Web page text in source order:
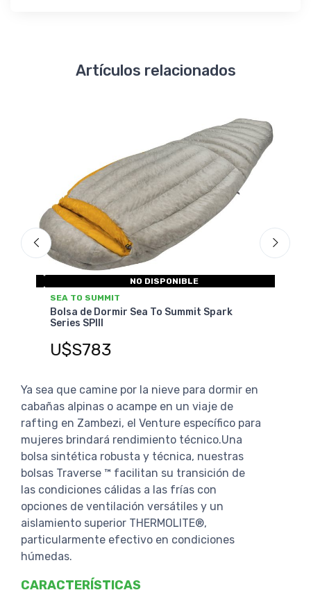
Artículos relacionados
NO DISPONIBLE
SEA TO SUMMIT
Bolsa de Dormir Sea To Summit Trailhead
ThII
U$S259
Ya sea que camine por la nieve para dormir en
cabañas alpinas o acampe en un viaje de
rafting en Zambezi, el Venture específico para
mujeres brindará rendimiento técnico.Una
bolsa sintética robusta y técnica, nuestras
bolsas Traverse ™ facilitan su transición de
las condiciones cálidas a las frías con
opciones de ventilación versátiles y un
aislamiento superior THERMOLITE®,
particularmente efectivo en condiciones
húmedas.
CARACTERÍSTICAS